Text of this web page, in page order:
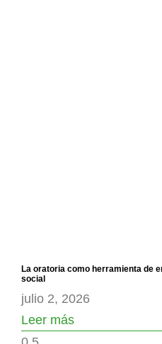
La oratoria como herramienta de
social
julio 2, 2026
Leer más